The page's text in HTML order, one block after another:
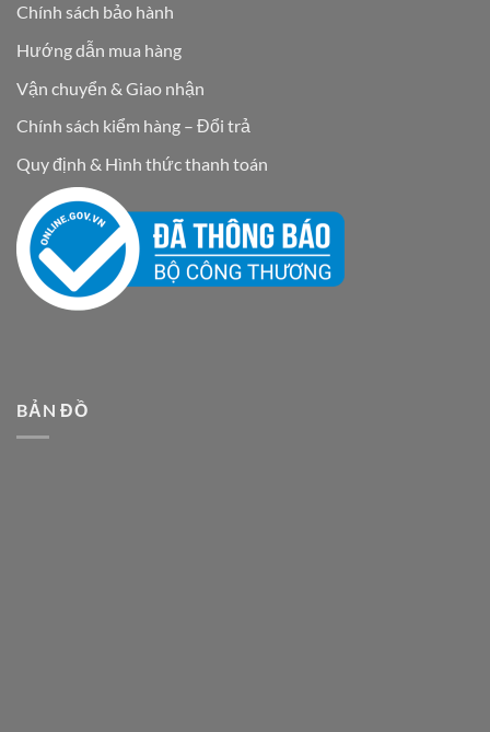
Chính sách bảo hành
Hướng dẫn mua hàng
Vận chuyển & Giao nhận
Chính sách kiểm hàng – Đổi trả
Quy định & Hình thức thanh toán
BẢN ĐỒ